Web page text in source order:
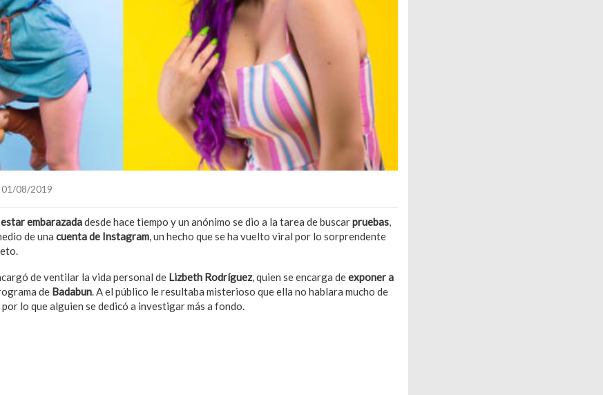
01/08/2019
embarazadadesde hace tiempo y un anónimo se dio a la tarea de buscarpruebas,
de una cuenta de Instagram, un hecho que se ha vuelto viral por lo sorprendente
de ventilar la vida personal de Lizbeth Rodríguez, quien se encarga deexponer a
de Badabun. A el público le resultaba misterioso que ella no hablara mucho de
lo que alguien se dedicó a investigar más a fondo.